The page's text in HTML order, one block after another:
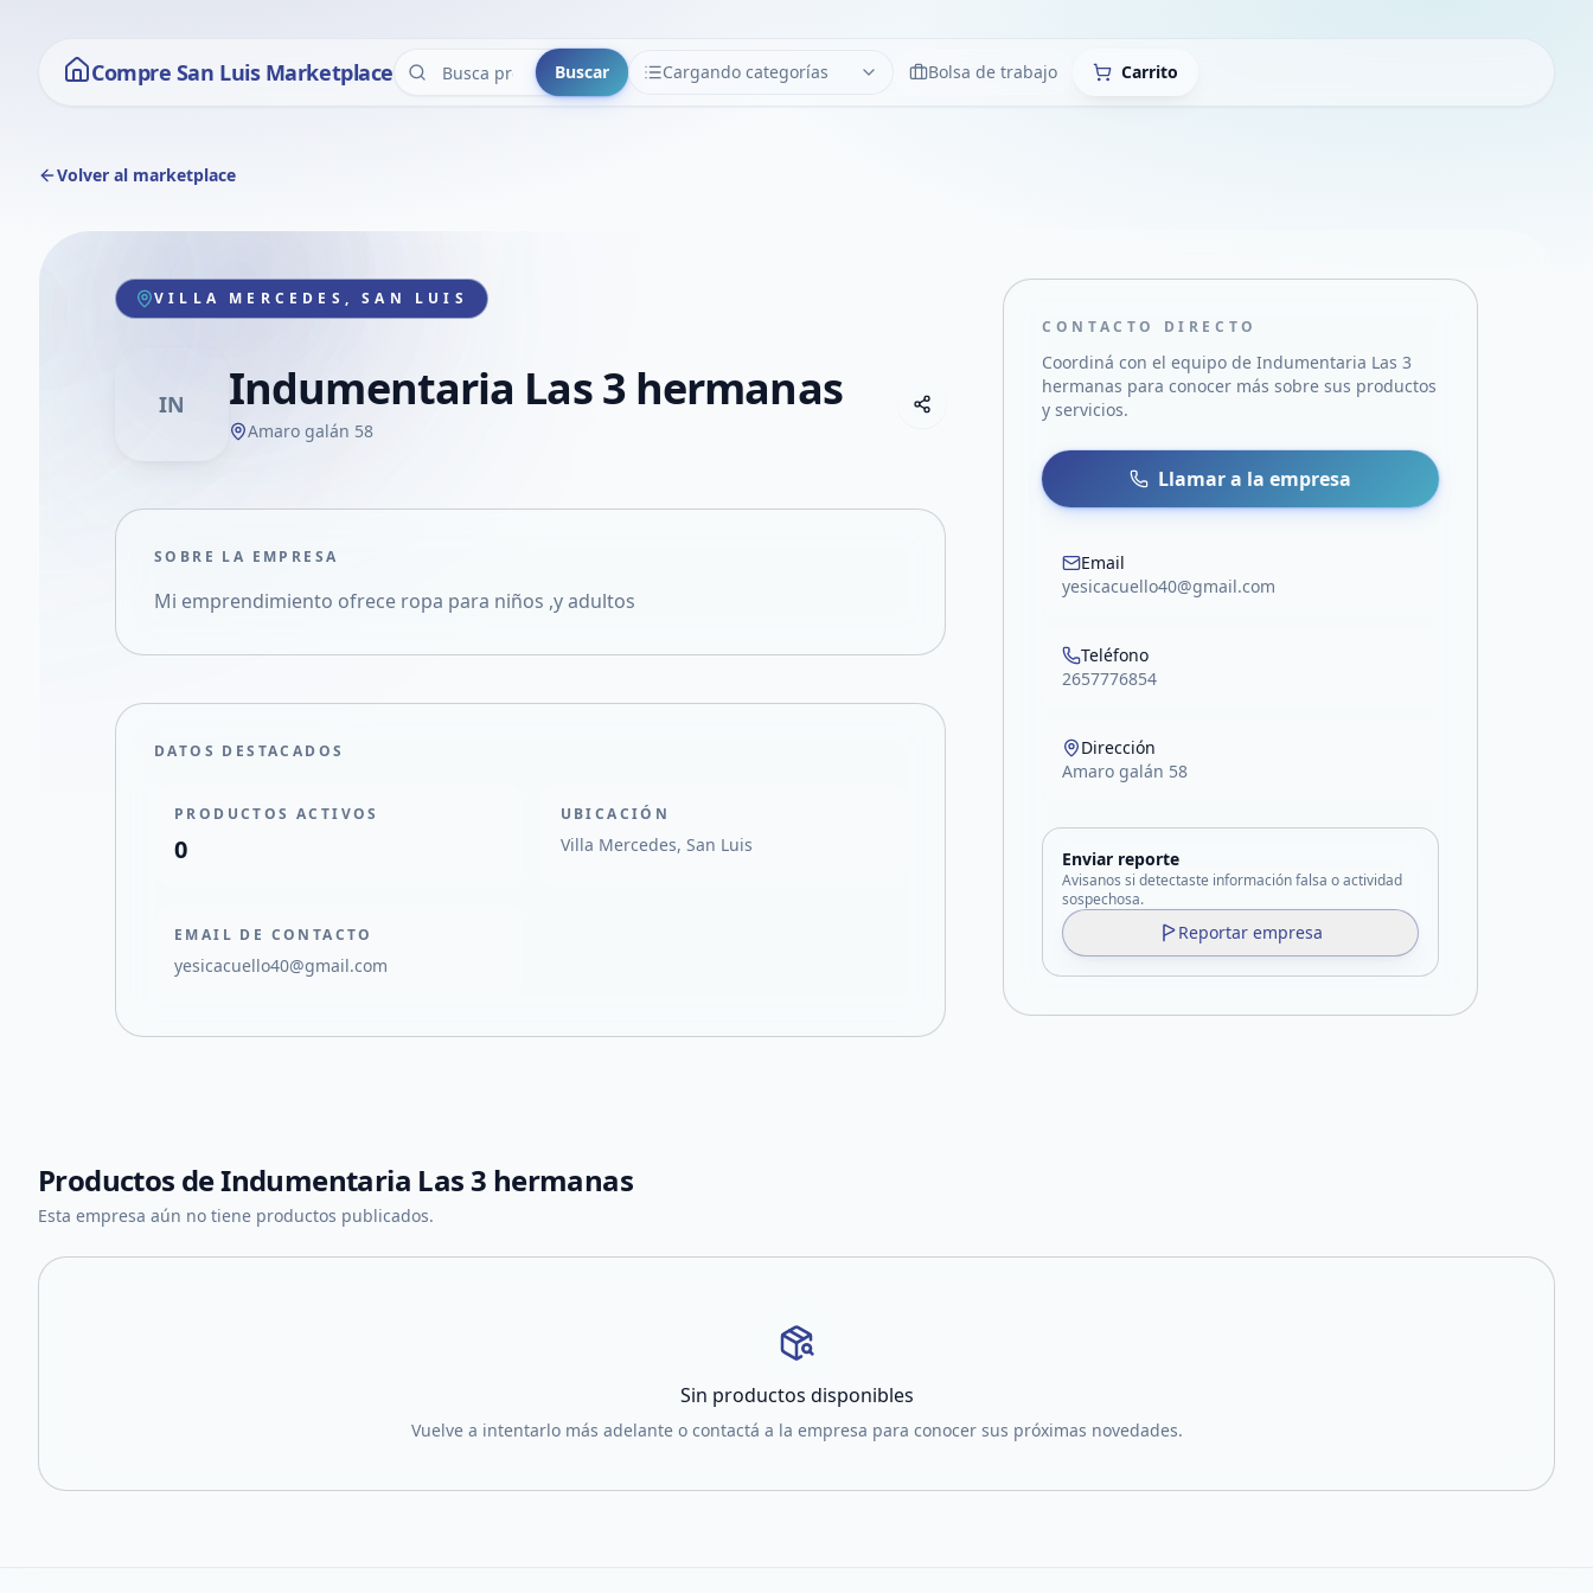
Compre San Luis Marketplace Buscar Cargando categorías
CATEGORÍAS LimpiarBolsa de trabajo Carrito
Volver al marketplace
VILLA MERCEDES, SAN LUIS
IN Indumentaria Las 3 hermanas
Amaro galán 58
Compartir empresa
Compartir por WhatsApp
Compartir por mail
Compartir en Facebook
SOBRE LA EMPRESA
Mi emprendimiento ofrece ropa para niños ,y adultos
DATOS DESTACADOS
PRODUCTOS ACTIVOS
0
UBICACIÓN
Villa Mercedes, San Luis
EMAIL DE CONTACTO
yesicacuello40@gmail.com
CONTACTO DIRECTO
Coordiná con el equipo deIndumentaria Las 3
hermanas para conocer más sobre sus productos
y servicios.
Llamar a la empresa
Email
yesicacuello40@gmail.com
Teléfono
2657776854
Dirección
Amaro galán 58
Enviar reporte
Avisanos si detectaste información falsa o actividad
sospechosa.
Reportar empresa
Productos deIndumentaria Las 3 hermanas
Esta empresa aún no tiene productos publicados.
Sin productos disponibles
Vuelve a intentarlo más adelante o contactá a la empresa para conocer sus próximas novedades.